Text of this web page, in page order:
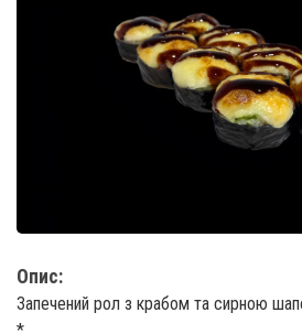
Опис:
Запечений рол з крабом та сирною
*